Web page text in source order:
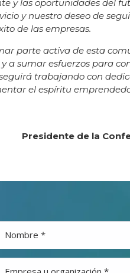
y las oportunidades del
y nuestro deseo de
de las empresas.
parte activa de esta
a sumar esfuerzos para
trabajando con
el espíritu
Presidente de la
Nombre *